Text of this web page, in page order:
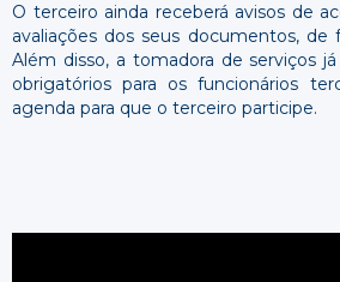
O terceiro ainda receberá avisos de
avaliações dos seus documentos, de
Além disso, a tomadora de serviços
obrigatórios para os funcionários
agenda para que o terceiro participe.